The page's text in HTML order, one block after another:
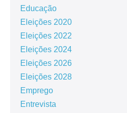
Educação
Eleições 2020
Eleições 2022
Eleições 2024
Eleições 2026
Eleições 2028
Emprego
Entrevista